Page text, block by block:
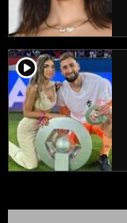
player2